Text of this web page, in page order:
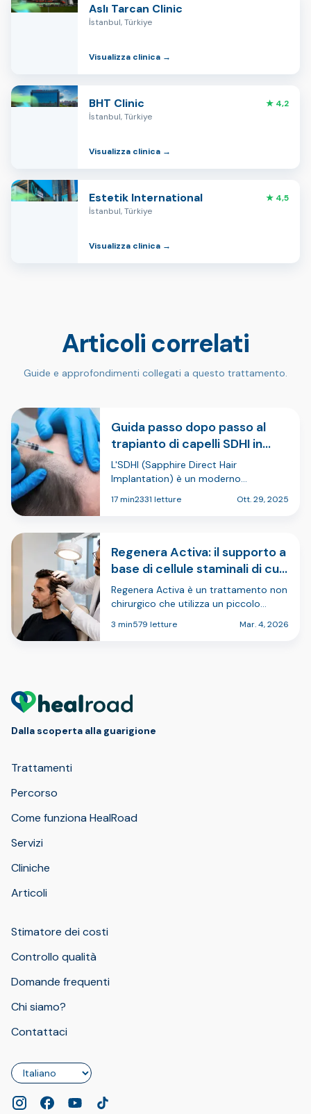
Aslı Tarcan Clinic
İstanbul, Türkiye
Visualizza clinica →
BHT Clinic
★ 4,2
İstanbul, Türkiye
Visualizza clinica →
Estetik International
★ 4,5
İstanbul, Türkiye
Visualizza clinica →
Articoli correlati
Guide e approfondimenti collegati a questo trattamento.
Guida passo dopo passo al
trapianto di capelli SDHI in
Turchia
L'SDHI (Sapphire Direct Hair
Implantation) è un moderno
utilizzato in Turchia che combina
siti ricev…
17 min2331 letture Ott. 29, 2025
Regenera Activa: il supporto a
base di cellule staminali di cui
il tuo trapianto di capelli ha
bisogno.
Regenera Activa è un trattamento non
chirurgico che utilizza un piccolo
capelluto per creare una soluzione
3 min579 letture Mar. 4, 2026
Dalla scoperta alla guarigione
Trattamenti
Percorso
Come funziona HealRoad
Servizi
Cliniche
Articoli
Stimatore dei costi
Controllo qualità
Domande frequenti
Chi siamo?
Contattaci
Lingua